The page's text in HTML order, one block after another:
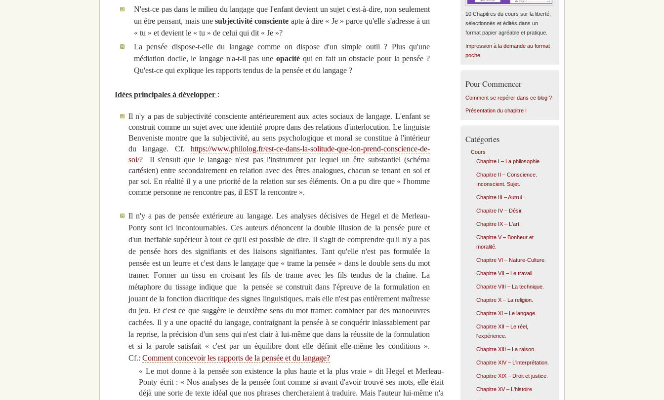
N'est-ce pas dans le milieu du langage que l'enfant devient un sujet c'est-à-dire, non seulement
un être pensant, mais unesubjectivité consciente apte à dire « Je » parce qu'elle s'adresse à un
« tu » et devient le « tu » de celui qui dit « Je »?
La pensée dispose-t-elle du langage comme on dispose d'un simple outil ? Plus qu'une
médiation docile, le langage n'a-t-il pas une opacitéqui en fait un obstacle pour la pensée ?
Qu'est-ce qui explique les rapports tendus de la pensée et du langage ?
Idées principales à développer :
Il n'y a pas de subjectivité consciente antérieurement aux actes sociaux de langage. L'enfant se
construit comme un sujet avec une identité propre dans des relations d'interlocution. Le linguiste
Benveniste montre que la subjectivité, au sens psychologique et moral se constitue à l'intérieur
du langage. Cf. https://www.philolog.fr/est-ce-dans-la-solitude-que-lon-prend-conscience-de-
soi/? Il s'ensuit que le langage n'est pas l'instrument par lequel un être substantiel (schéma
cartésien) entre secondairement en relation avec des êtres analogues, chacun se tenant en soi et
par soi. En réalité il y a une priorité de la relation sur ses éléments. On a pu dire que « l'homme
comme personne ne rencontre pas, il EST la rencontre ».
Il n'y a pas de pensée extérieure au langage. Les analyses décisives de Hegel et de Merleau-
Ponty sont ici incontournables. Ces auteurs dénoncent la double illusion de la pensée pure et
d'un ineffable supérieur à tout ce qu'il est possible de dire. Il s'agit de comprendre qu'il n'y a pas
de pensée hors des signifiants et des liaisons signifiantes. Tant qu'elle n'est pas formulée la
pensée est un leurre et c'est dans le langage que « trame la pensée » dans le double sens du mot
tramer. Former un tissu en croisant les fils de trame avec les fils tendus de la chaîne. La
métaphore du tissage indique que la pensée se construit dans l'épreuve de la formulation en
jouant de la fonction diacritique des signes linguistiques, mais elle n'est pas entièrement maîtresse
du jeu. Et c'est ce que suggère le deuxième sens du mot tramer: combiner par des manoeuvres
cachées. Il y a une opacité du langage, contraignant la pensée à se conquérir inlassablement par
la reprise, la précision d'un sens qui n'est clair à lui-même que dans la réussite de la formulation
et si la parole satisfait « c'est par un équilibre dont elle définit elle-même les conditions ».
Cf.: Comment concevoir les rapports de la pensée et du langage?
« Le mot donne à la pensée son existence la plus haute et la plus vraie » dit Hegel et Merleau-
Ponty écrit : « Nos analyses de la pensée font comme si avant d'avoir trouvé ses mots, elle était
déjà une sorte de texte idéal que nos phrases chercheraient à traduire. Mais l'auteur lui-même n'a
10 Chapitres du cours sur la liberté,
sélectionnés et édités dans un
format papier agréable et pratique.
Impression à la demande au format
poche
Pour Commencer
Comment se repérer dans ce blog ?
Présentation du chapitre I
Catégories
Cours
Chapitre I – La philosophie.
Chapitre II – Conscience.
Inconscient. Sujet.
Chapitre III – Autrui.
Chapitre IV – Désir.
Chapitre IX – L'art.
Chapitre V – Bonheur et
moralité.
Chapitre VI – Nature-Culture.
Chapitre VII – Le travail.
Chapitre VIII – La technique.
Chapitre X – La religion.
Chapitre XI – Le langage.
Chapitre XII – Le réel,
l'expérience.
Chapitre XIII – La raison.
Chapitre XIV – L'interprétation.
Chapitre XIX – Droit et justice.
Chapitre XV – L'histoire